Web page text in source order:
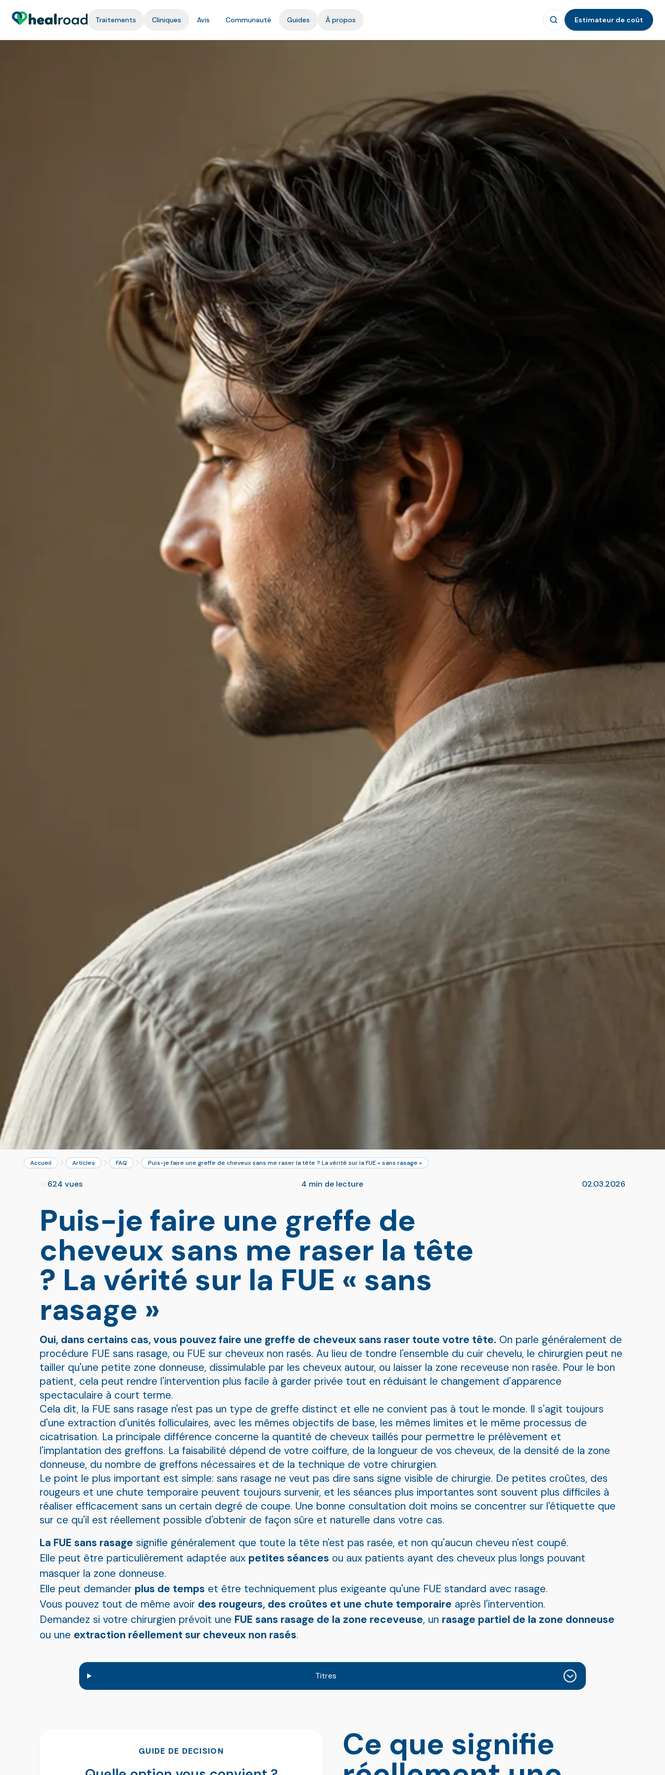
Traitements Cliniques Avis Communauté Guides À propos Estimateur de coût
Accueil Articles FAQ Puis-je faire une greffe de cheveux sans me raser la tête ? La vérité sur la FUE « sans rasage »
624 vues 4 min de lecture 02.03.2026
Puis-je faire une greffe de
cheveux sans me raser la tête
? La vérité sur la FUE « sans
rasage »
Oui, dans certains cas, vous pouvez faire une greffe de cheveux sans raser toute votre tête. On parle généralement de
procédure FUE sans rasage, ou FUE sur cheveux non rasés. Au lieu de tondre l'ensemble du cuir chevelu, le chirurgien peut ne
tailler qu'une petite zone donneuse, dissimulable par les cheveux autour, ou laisser la zone receveuse non rasée. Pour le bon
patient, cela peut rendre l'intervention plus facile à garder privée tout en réduisant le changement d'apparence
spectaculaire à court terme.
Cela dit, la FUE sans rasage n'est pas un type de greffe distinct et elle ne convient pas à tout le monde. Il s'agit toujours
d'une extraction d'unités folliculaires, avec les mêmes objectifs de base, les mêmes limites et le même processus de
cicatrisation. La principale différence concerne la quantité de cheveux taillés pour permettre le prélèvement et
l'implantation des greffons. La faisabilité dépend de votre coiffure, de la longueur de vos cheveux, de la densité de la zone
donneuse, du nombre de greffons nécessaires et de la technique de votre chirurgien.
Le point le plus important est simple: sans rasage ne veut pas dire sans signe visible de chirurgie. De petites croûtes, des
rougeurs et une chute temporaire peuvent toujours survenir, et les séances plus importantes sont souvent plus difficiles à
réaliser efficacement sans un certain degré de coupe. Une bonne consultation doit moins se concentrer sur l'étiquette que
sur ce qu'il est réellement possible d'obtenir de façon sûre et naturelle dans votre cas.
La FUE sans rasage signifie généralement que toute la tête n'est pas rasée, et non qu'aucun cheveu n'est coupé.
Elle peut être particulièrement adaptée aux petites séances ou aux patients ayant des cheveux plus longs pouvant
masquer la zone donneuse.
Elle peut demander plus de temps et être techniquement plus exigeante qu'une FUE standard avec rasage.
Vous pouvez tout de même avoir des rougeurs, des croûtes et une chute temporaire après l'intervention.
Demandez si votre chirurgien prévoit une FUE sans rasage de la zone receveuse, un rasage partiel de la zone donneuse
ou une extraction réellement sur cheveux non rasés.
Titres
GUIDE DE DECISION Ce que signifie